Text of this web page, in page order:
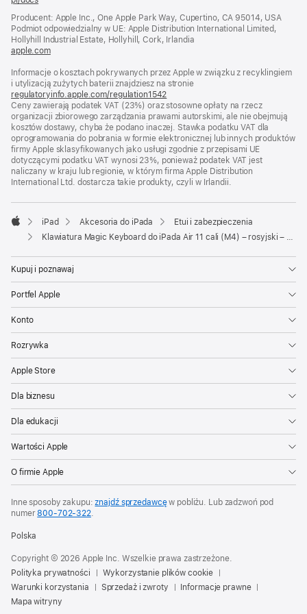
w nowym
oknie)
Producent: Apple Inc., One Apple Park Way, Cupertino, CA 95014, USA
Podmiot odpowiedzialny w UE: Apple Distribution International Limited,
Hollyhill Industrial Estate, Hollyhill, Cork, Irlandia
apple.com(otwiera
w nowym
oknie)
Informacje o kosztach pokrywanych przez Apple w związku z recyklingiem
i utylizacją zużytych baterii znajdziesz na stronie
regulatoryinfo.apple.com/regulation1542
się
w nowym
oknie)
Ceny zawierają podatek VAT (23%) oraz stosowne opłaty na rzecz
organizacji zbiorowego zarządzania prawami autorskimi, ale nie obejmują
kosztów dostawy, chyba że podano inaczej. Stawka podatku VAT dla
oprogramowania do pobrania w formie elektronicznej lub innych produktów
firmy Apple sklasyfikowanych jako usługi zgodnie z przepisami UE
dotyczącymi podatku VAT wynosi 23%, ponieważ podatek VAT jest
naliczany w kraju lub regionie, w którym firma Apple Distribution
International Ltd. dostarcza takie produkty, czyli w Irlandii.
Apple
iPad Akcesoria do iPada
Etui i zabezpieczenia
Klawiatura Magic Keyboard do iPada Air 11 cali (M4) – rosyjski – biały
Kupuj i poznawaj
Portfel Apple
Konto
Rozrywka
Apple Store
Dla biznesu
Dla edukacji
Wartości Apple
O firmie Apple
Inne sposoby zakupu:znajdź sprzedawcęw pobliżu. Lub zadzwoń pod
numer800‑702‑322.
Polska
Copyright © 2026 Apple Inc. Wszelkie prawa zastrzeżone.
Polityka prywatności
Wykorzystanie plików cookie
Warunki korzystania
Sprzedaż i zwroty
Informacje prawne
Mapa witryny